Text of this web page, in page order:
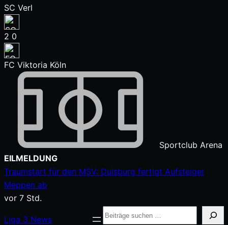
SC Verl
2 0
FC Viktoria Köln
Sportclub Arena
Zum
Inhalt
springen
EILMELDUNG
Traumstart für den MSV: Duisburg fertigt Aufsteiger
Meppen ab
vor 7 Std.
Liga 3 News
Suche